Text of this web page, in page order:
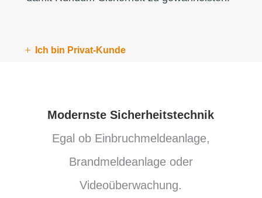
Ich bin Privat-Kunde
Modernste Sicherheitstechnik
Egal ob Einbruchmeldeanlage,
Brandmeldeanlage oder
Videoüberwachung.